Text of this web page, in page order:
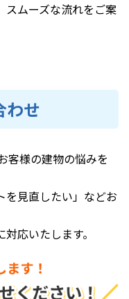
スムーズな流れをご案
わせ
客様の建物の悩みを
を見直したい」などお
応いたします。